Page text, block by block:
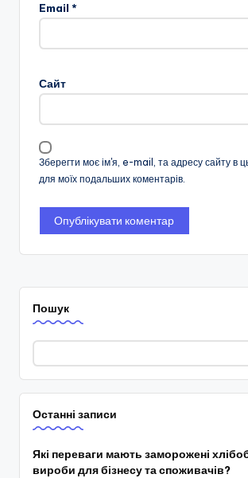
Email *
Сайт
Зберегти моє ім'я, e-mail, та адресу сайту в
для моїх подальших коментарів.
Пошук
Останні записи
Які переваги мають заморожені
вироби для бізнесу та споживачів?